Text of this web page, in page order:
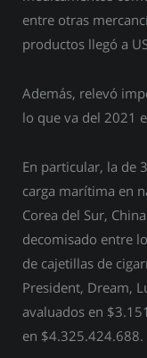
entre otras
productos llegó a
Además, relevó
lo que va del 2021
En particular, la de
carga marítima en
Corea del Sur,
decomisado entre
de cajetillas de
President, Dream,
avaluados en
en $4.325.424.688.